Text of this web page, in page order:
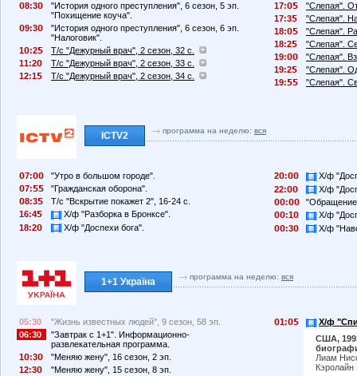
8:3
"История одного преступления", 6 сезон, 5 эп.
"Похищение коуча".
9:3
"История одного преступления", 6 сезон, 6 эп.
"Налоговик".
1
:2
Т/с "Дежурный врач", 2 сезон, 32 с.
11:2
Т/с "Дежурный врач", 2 сезон, 33 с.
12:1
Т/с "Дежурный врач", 2 сезон, 34 с.
17:
"Слепая".
17:3
"Слепая".
18:
"Слепая".
18:2
"Слепая".
19:
"Слепая".
19:2
"Слепая".
19:
"Слепая".
ICTV2 программа на неделю: вся
7:
"Утро в большом городе".
7:
"Гражданская оборона".
8:3
Т/с "Вскрытие покажет 2", 16-24 с.
16:4
Х/ф "Разборка в Бронксе".
18:2
Х/ф "Доспехи бога".
2 :
Х/ф
22:
Х/ф
:
"Обращение
:1
Х/ф
:3
Х/ф
1+1 Україна программа на неделю: вся
05:30
"Жизнь известных людей", 9 сезон, 58 эп.
06:30
"Завтрак с 1+1". Информационно-
развлекательная программа.
1
:3
"Меняю жену", 16 сезон, 2 эп.
12:3
"Меняю жену", 15 сезон, 8 эп.
1:
Х/ф
США,
Лиам
Кэролайн